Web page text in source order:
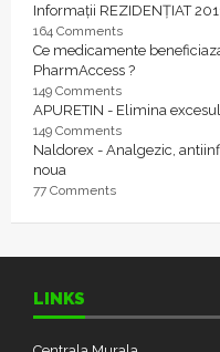
Informații REZIDENȚIAT
164 Comments
Ce medicamente
PharmAccess ?
149 Comments
APURETIN - Elimina
149 Comments
Naldorex - Analgezic,
noua
77 Comments
LINKS